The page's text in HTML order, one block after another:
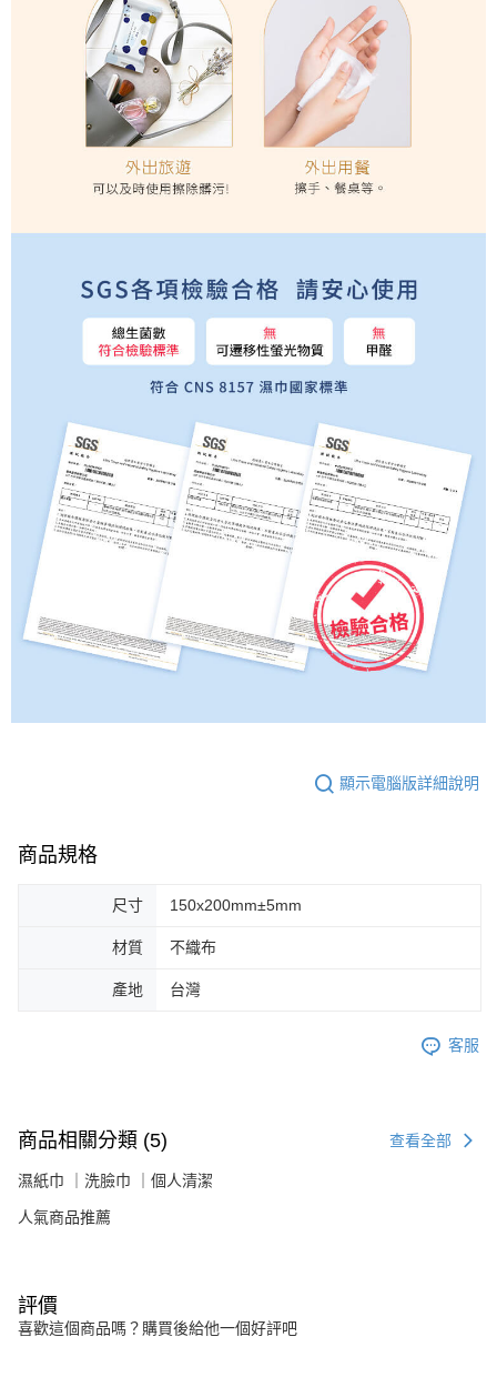
顯示電腦版詳細說明
商品規格
尺寸 150x200mm±5mm
材質 不織布
產地 台灣
客服
商品相關分類 (5) 查看全部
濕紙巾 ｜洗臉巾 ｜個人清潔
人氣商品推薦
評價
喜歡這個商品嗎？購買後給他一個好評吧